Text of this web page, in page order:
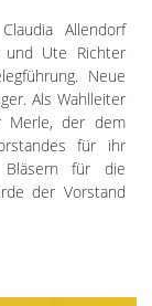
Allendorf
und Ute Richter
Neue
Als Wahlleiter
Merle, der dem
für ihr
Bläsern für die
der Vorstand